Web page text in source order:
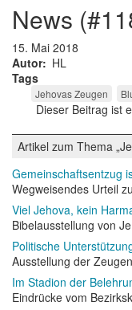
news
15. Mai 2018
Autor
HL
Tags
Jehovas Zeugen
Dieser Beitrag ist
Artikel zum Thema
Gemeinschaftsentzug
Wegweisendes Urteil
Viel Jehova, kein
Bibelausstellung von
Politische
Ausstellung der
Im Stadion der
Eindrücke vom